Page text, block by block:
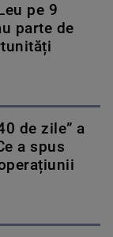
pe 9
parte de
de zile” a
a spus